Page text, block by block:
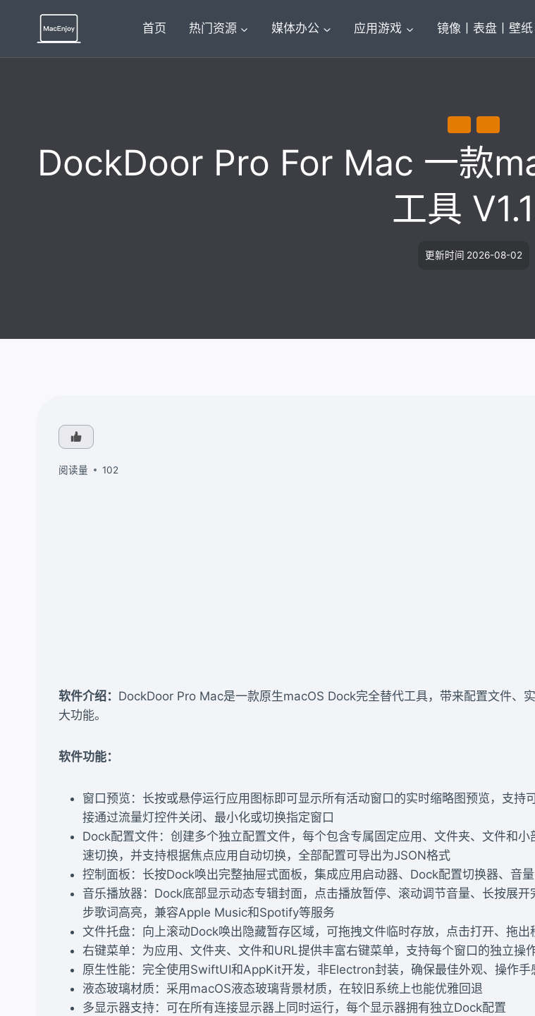
首页 热门资源 媒体办公 应用游戏 镜像丨表盘丨壁纸
DockDoor Pro For Mac 一款
工具
更新时间 2026-08-02
阅读量 102
软件介绍： DockDoor Pro Mac是一款原生macOS Dock完全替代工具，带来配置文件、
大功能。
软件功能：
窗口预览：长按或悬停运行应用图标即可显示所有活动窗口的实时缩略图预览，支
接通过流量灯控件关闭、最小化或切换指定窗口
Dock配置文件：创建多个独立配置文件，每个包含专属固定应用、文件夹、文件和
速切换，并支持根据焦点应用自动切换，全部配置可导出为JSON格式
控制面板：长按Dock唤出完整抽屉式面板，集成应用启动器、Dock配置切换器、音
音乐播放器：Dock底部显示动态专辑封面，点击播放暂停、滚动调节音量、长按展
步歌词高亮，兼容Apple Music和Spotify等服务
文件托盘：向上滚动Dock唤出隐藏暂存区域，可拖拽文件临时存放，点击打开、拖
右键菜单：为应用、文件夹、文件和URL提供丰富右键菜单，支持每个窗口的独立操
原生性能：完全使用SwiftUI和AppKit开发，非Electron封装，确保最佳外观、操作手
液态玻璃材质：采用macOS液态玻璃背景材质，在较旧系统上也能优雅回退
多显示器支持：可在所有连接显示器上同时运行，每个显示器拥有独立Dock配置